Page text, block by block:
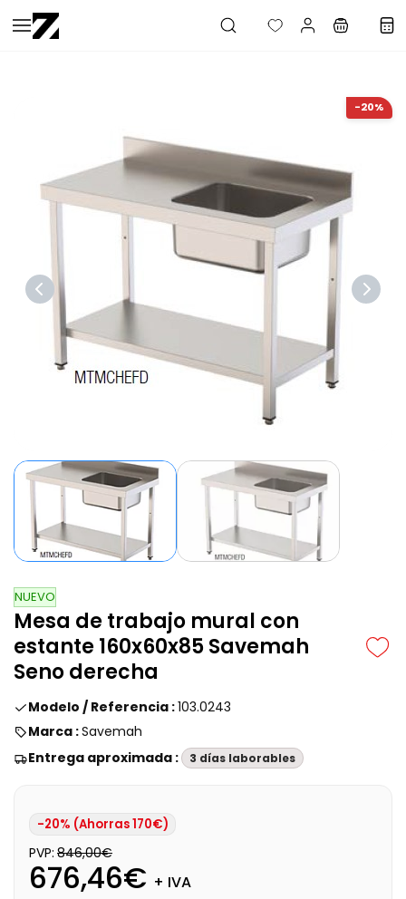
Saltar al
contenido
-20%
NUEVO
Mesa de trabajo mural con
estante 160x60x85 Savemah
Seno derecha
Modelo / Referencia :103.0243
Marca :Savemah
Entrega aproximada :
3 días laborables
-20% (Ahorras 170€)
PVP: 846,00€
676,46€ + IVA